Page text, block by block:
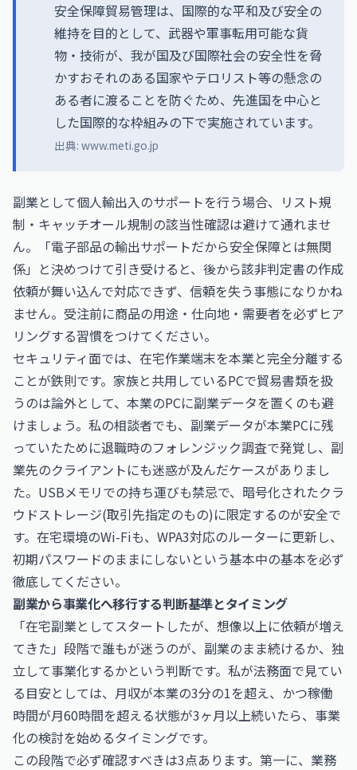
安全保障貿易管理は、国際的な平和及び安全の
維持を目的として、武器や軍事転用可能な貨
物・技術が、我が国及び国際社会の安全性を脅
かすおそれのある国家やテロリスト等の懸念の
ある者に渡ることを防ぐため、先進国を中心と
した国際的な枠組みの下で実施されています。
出典: www.meti.go.jp
副業として個人輸出入のサポートを行う場合、リスト規
制・キャッチオール規制の該当性確認は避けて通れませ
ん。「電子部品の輸出サポートだから安全保障とは無関
係」と決めつけて引き受けると、後から該非判定書の作成
依頼が舞い込んで対応できず、信頼を失う事態になりかね
ません。受注前に商品の用途・仕向地・需要者を必ずヒア
リングする習慣をつけてください。
セキュリティ面では、在宅作業端末を本業と完全分離する
ことが鉄則です。家族と共用しているPCで貿易書類を扱
うのは論外として、本業のPCに副業データを置くのも避
けましょう。私の相談者でも、副業データが本業PCに残
っていたために退職時のフォレンジック調査で発覚し、副
業先のクライアントにも迷惑が及んだケースがありまし
た。USBメモリでの持ち運びも禁忌で、暗号化されたクラ
ウドストレージ(取引先指定のもの)に限定するのが安全で
す。在宅環境のWi-Fiも、WPA3対応のルーターに更新し、
初期パスワードのままにしないという基本中の基本を必ず
徹底してください。
副業から事業化へ移行する判断基準とタイミング
「在宅副業としてスタートしたが、想像以上に依頼が増え
てきた」段階で誰もが迷うのが、副業のまま続けるか、独
立して事業化するかという判断です。私が法務面で見てい
る目安としては、月収が本業の3分の1を超え、かつ稼働
時間が月60時間を超える状態が3ヶ月以上続いたら、事業
化の検討を始めるタイミングです。
この段階で必ず確認すべきは3点あります。第一に、業務